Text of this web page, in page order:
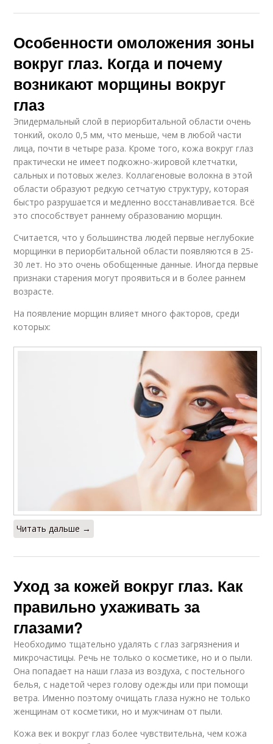
Особенности омоложения зоны
вокруг глаз. Когда и почему
возникают морщины вокруг
глаз
Эпидермальный слой в периорбитальной области очень
тонкий, около 0,5 мм, что меньше, чем в любой части
лица, почти в четыре раза. Кроме того, кожа вокруг глаз
практически не имеет подкожно-жировой клетчатки,
сальных и потовых желез. Коллагеновые волокна в этой
области образуют редкую сетчатую структуру, которая
быстро разрушается и медленно восстанавливается. Всё
это способствует раннему образованию морщин.
Считается, что у большинства людей первые неглубокие
морщинки в периорбитальной области появляются в 25-
30 лет. Но это очень обобщенные данные. Иногда первые
признаки старения могут проявиться и в более раннем
возрасте.
На появление морщин влияет много факторов, среди
которых:
Читать дальше →
Уход за кожей вокруг глаз. Как
правильно ухаживать за
глазами?
Необходимо тщательно удалять с глаз загрязнения и
микрочастицы. Речь не только о косметике, но и о пыли.
Она попадает на наши глаза из воздуха, с постельного
белья, с надетой через голову одежды или при помощи
ветра. Именно поэтому очищать глаза нужно не только
женщинам от косметики, но и мужчинам от пыли.
Кожа век и вокруг глаз более чувствительна, чем кожа